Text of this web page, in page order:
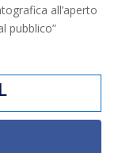
all’aperto
pubblico”